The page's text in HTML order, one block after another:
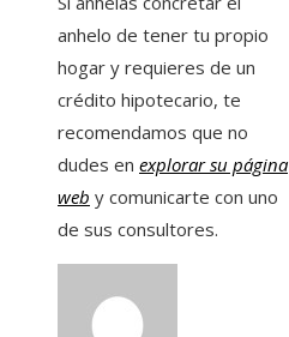
anhelo de tener tu propio
hogar y requieres de un
crédito hipotecario, te
recomendamos que no
dudes en explorar su página
web y comunicarte con uno
de sus consultores.